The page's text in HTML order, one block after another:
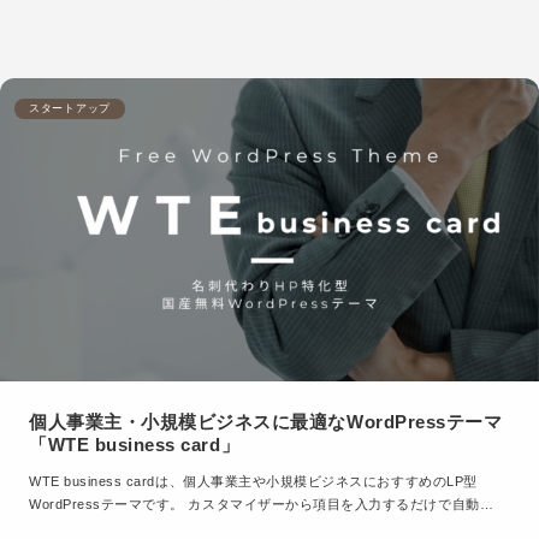
スタートアップ
個人事業主・小規模ビジネスに最適なWordPressテーマ
「WTE business card」
WTE business cardは、個人事業主や小規模ビジネスにおすすめのLP型
WordPressテーマです。 カスタマイザーから項目を入力するだけで自動…